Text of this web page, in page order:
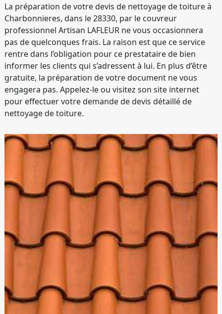
La préparation de votre devis de nettoyage de toiture à
Charbonnieres, dans le 28330, par le couvreur
professionnel Artisan LAFLEUR ne vous occasionnera
pas de quelconques frais. La raison est que ce service
rentre dans l’obligation pour ce prestataire de bien
informer les clients qui s’adressent à lui. En plus d’être
gratuite, la préparation de votre document ne vous
engagera pas. Appelez-le ou visitez son site internet
pour effectuer votre demande de devis détaillé de
nettoyage de toiture.